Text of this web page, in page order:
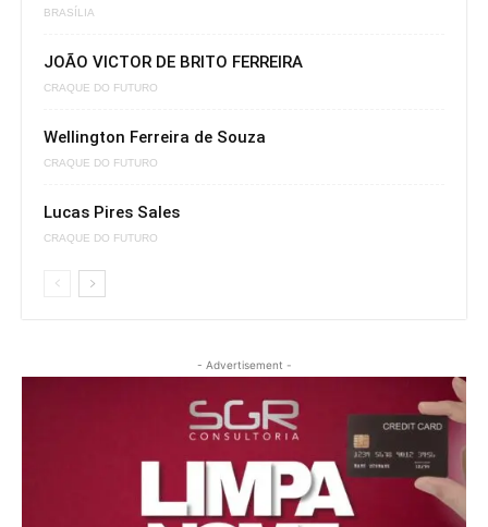
BRASÍLIA
JOÃO VICTOR DE BRITO FERREIRA
CRAQUE DO FUTURO
Wellington Ferreira de Souza
CRAQUE DO FUTURO
Lucas Pires Sales
CRAQUE DO FUTURO
- Advertisement -